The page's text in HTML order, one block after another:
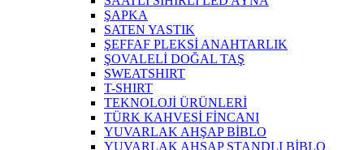
ŞAPKA
SATEN YASTIK
ŞEFFAF PLEKSİ ANAHTARLIK
ŞOVALELİ DOĞAL TAŞ
SWEATSHIRT
T-SHIRT
TEKNOLOJİ ÜRÜNLERİ
TÜRK KAHVESİ FİNCANI
YUVARLAK AHŞAP BİBLO
YUVARLAK AHŞAP STANDLI BİBLO